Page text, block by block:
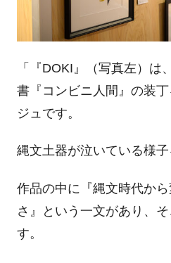
「『DOKI』（写真左）は
書『コンビニ人間』の装
ジュです。
縄文土器が泣いている様子
作品の中に『縄文時代か
さ』という一文があり、
す。